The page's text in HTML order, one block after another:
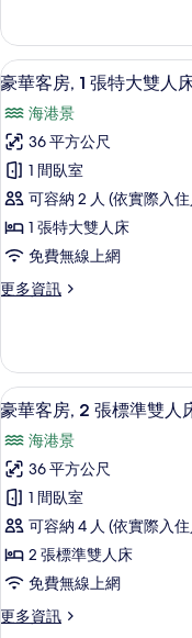
有
相
片
的
詳
情
雙
人
床,
城
市
景
觀
的
所
有
客
房,
2
標
準
雙
人
床,
城
市
景
的
顯
示
豪
華
客
房,
1
張
特
雙
人
床,
海
灣
景
觀
的
所
有
6
豪華客房, 1 張特大雙人
海港景
36 平方公尺
1 間臥室
可容納 2 人 (依實際入
1 張特大雙人床
免費無線上網
更多資訊
更
客
房,
1
特
大
雙
人
床,
海
灣
景
的
顯
示
豪
華
客
房,
2
張
標
5
豪華客房, 2 張標準雙人
海港景
36 平方公尺
1 間臥室
可容納 4 人 (依實際入
2 張標準雙人床
免費無線上網
更多資訊
更